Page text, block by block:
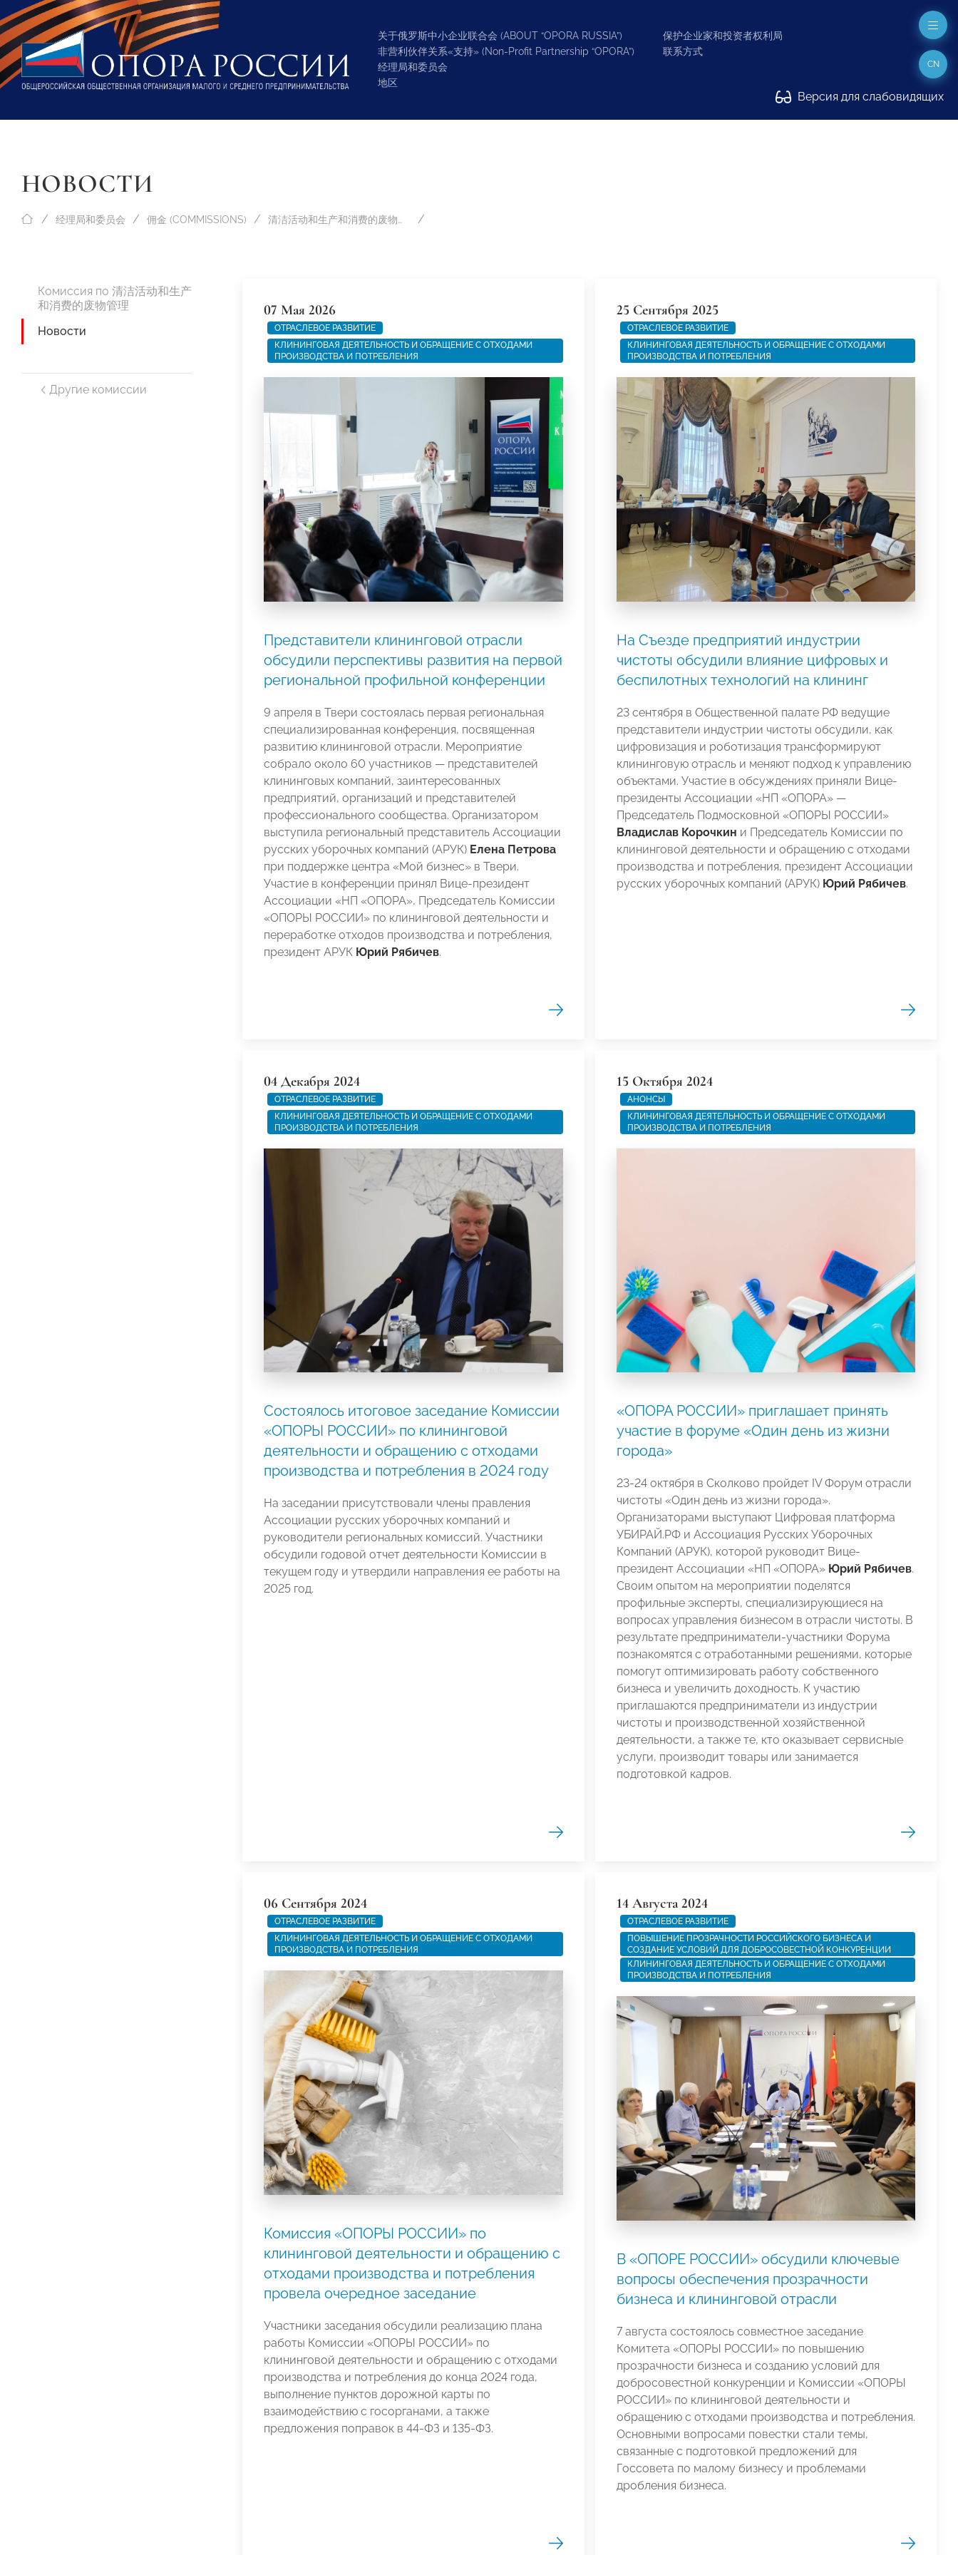
关于俄罗斯中小企业联合会 (ABOUT “OPORA RUSSIA”)
非营利伙伴关系«支持» (Non-Profit Partnership “OPORA”)
经理局和委员会
地区
保护企业家和投资者权利局
联系方式
Версия для слабовидящих
CN
НОВОСТИ
经理局和委员会 佣金 (COMMISSIONS) 清洁活动和生产和消费的废物管理
Комиссия по 清洁活动和生产
和消费的废物管理
Новости
Другие комиссии
07 Мая 2026
ОТРАСЛЕВОЕ РАЗВИТИЕ
КЛИНИНГОВАЯ ДЕЯТЕЛЬНОСТЬ И ОБРАЩЕНИЕ С ОТХОДАМИ
ПРОИЗВОДСТВА И ПОТРЕБЛЕНИЯ
Представители клининговой отрасли
обсудили перспективы развития на первой
региональной профильной конференции
9 апреля в Твери состоялась первая региональная
специализированная конференция, посвященная
развитию клининговой отрасли. Мероприятие
собрало около 60 участников — представителей
клининговых компаний, заинтересованных
предприятий, организаций и представителей
профессионального сообщества. Организатором
выступила региональный представитель Ассоциации
русских уборочных компаний (АРУК) Елена Петрова
при поддержке центра «Мой бизнес» в Твери.
Участие в конференции принял Вице-президент
Ассоциации «НП «ОПОРА», Председатель Комиссии
«ОПОРЫ РОССИИ» по клининговой деятельности и
переработке отходов производства и потребления,
президент АРУК Юрий Рябичев.
25 Сентября 2025
ОТРАСЛЕВОЕ РАЗВИТИЕ
КЛИНИНГОВАЯ ДЕЯТЕЛЬНОСТЬ И ОБРАЩЕНИЕ С ОТХОДАМИ
ПРОИЗВОДСТВА И ПОТРЕБЛЕНИЯ
На Съезде предприятий индустрии
чистоты обсудили влияние цифровых и
беспилотных технологий на клининг
23 сентября в Общественной палате РФ ведущие
представители индустрии чистоты обсудили, как
цифровизация и роботизация трансформируют
клининговую отрасль и меняют подход к управлению
объектами. Участие в обсуждениях приняли Вице-
президенты Ассоциации «НП «ОПОРА» —
Председатель Подмосковной «ОПОРЫ РОССИИ»
Владислав Корочкин и Председатель Комиссии по
клининговой деятельности и обращению с отходами
производства и потребления, президент Ассоциации
русских уборочных компаний (АРУК) Юрий Рябичев.
04 Декабря 2024
ОТРАСЛЕВОЕ РАЗВИТИЕ
КЛИНИНГОВАЯ ДЕЯТЕЛЬНОСТЬ И ОБРАЩЕНИЕ С ОТХОДАМИ
ПРОИЗВОДСТВА И ПОТРЕБЛЕНИЯ
Состоялось итоговое заседание Комиссии
«ОПОРЫ РОССИИ» по клининговой
деятельности и обращению с отходами
производства и потребления в 2024 году
На заседании присутствовали члены правления
Ассоциации русских уборочных компаний и
руководители региональных комиссий. Участники
обсудили годовой отчет деятельности Комиссии в
текущем году и утвердили направления ее работы на
2025 год.
15 Октября 2024
АНОНСЫ
КЛИНИНГОВАЯ ДЕЯТЕЛЬНОСТЬ И ОБРАЩЕНИЕ С ОТХОДАМИ
ПРОИЗВОДСТВА И ПОТРЕБЛЕНИЯ
«ОПОРА РОССИИ» приглашает принять
участие в форуме «Один день из жизни
города»
23-24 октября в Сколково пройдет IV Форум отрасли
чистоты «Один день из жизни города».
Организаторами выступают Цифровая платформа
УБИРАЙ.РФ и Ассоциация Русских Уборочных
Компаний (АРУК), которой руководит Вице-
президент Ассоциации «НП «ОПОРА» Юрий Рябичев.
Своим опытом на мероприятии поделятся
профильные эксперты, специализирующиеся на
вопросах управления бизнесом в отрасли чистоты. В
результате предприниматели-участники Форума
познакомятся с отработанными решениями, которые
помогут оптимизировать работу собственного
бизнеса и увеличить доходность. К участию
приглашаются предприниматели из индустрии
чистоты и производственной хозяйственной
деятельности, а также те, кто оказывает сервисные
услуги, производит товары или занимается
подготовкой кадров.
06 Сентября 2024
ОТРАСЛЕВОЕ РАЗВИТИЕ
КЛИНИНГОВАЯ ДЕЯТЕЛЬНОСТЬ И ОБРАЩЕНИЕ С ОТХОДАМИ
ПРОИЗВОДСТВА И ПОТРЕБЛЕНИЯ
Комиссия «ОПОРЫ РОССИИ» по
клининговой деятельности и обращению с
отходами производства и потребления
провела очередное заседание
Участники заседания обсудили реализацию плана
работы Комиссии «ОПОРЫ РОССИИ» по
клининговой деятельности и обращению с отходами
производства и потребления до конца 2024 года,
выполнение пунктов дорожной карты по
взаимодействию с госорганами, а также
предложения поправок в 44-ФЗ и 135-ФЗ.
14 Августа 2024
ОТРАСЛЕВОЕ РАЗВИТИЕ
ПОВЫШЕНИЕ ПРОЗРАЧНОСТИ РОССИЙСКОГО БИЗНЕСА И
СОЗДАНИЕ УСЛОВИЙ ДЛЯ ДОБРОСОВЕСТНОЙ КОНКУРЕНЦИИ
КЛИНИНГОВАЯ ДЕЯТЕЛЬНОСТЬ И ОБРАЩЕНИЕ С ОТХОДАМИ
ПРОИЗВОДСТВА И ПОТРЕБЛЕНИЯ
В «ОПОРЕ РОССИИ» обсудили ключевые
вопросы обеспечения прозрачности
бизнеса и клининговой отрасли
7 августа состоялось совместное заседание
Комитета «ОПОРЫ РОССИИ» по повышению
прозрачности бизнеса и созданию условий для
добросовестной конкуренции и Комиссии «ОПОРЫ
РОССИИ» по клининговой деятельности и
обращению с отходами производства и потребления.
Основными вопросами повестки стали темы,
связанные с подготовкой предложений для
Госсовета по малому бизнесу и проблемами
дробления бизнеса.